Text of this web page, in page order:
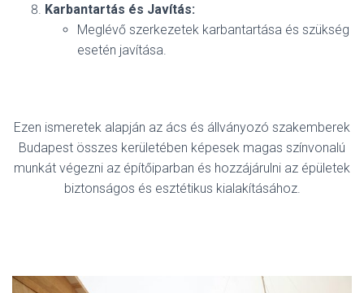
Karbantartás és Javítás:
Meglévő szerkezetek karbantartása és szükség
esetén javítása.
Ezen ismeretek alapján az ács és állványozó szakemberek
Budapest összes kerületében képesek magas színvonalú
munkát végezni az építőiparban és hozzájárulni az épületek
biztonságos és esztétikus kialakításához.